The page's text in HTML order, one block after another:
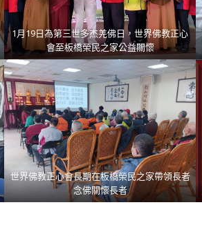
1月19日為第三世多杰羌佛日，世界佛教正心
會至板橋榮民之家公益關懷
世界佛教正心會長期在板橋榮民之家帶領長者
念佛關懷長者